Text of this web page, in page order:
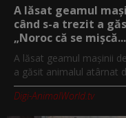
A lăsat geamul
când s-a trezit a
„Noroc că se mișcă...
A lăsat geamul mașinii
a găsit animalul atârnat
Digi-AnimalWorld.tv